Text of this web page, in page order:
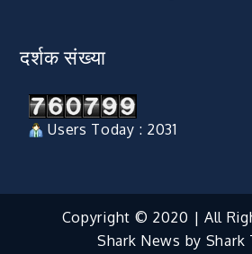
दर्शक संख्या
Users Today : 2031
Copyright © 2020 | All
Shark News by Shark